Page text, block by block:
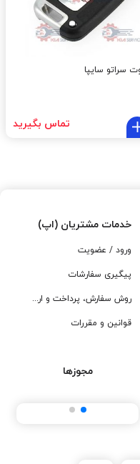
سراتو سایپا
تماس بگیرید
خدمات مشتریان (اپ)
ورود / عضویت
پیگیری سفارشات
روش سفارش، پرداخت و ارسال
قوانین و مقررات
مجوزها